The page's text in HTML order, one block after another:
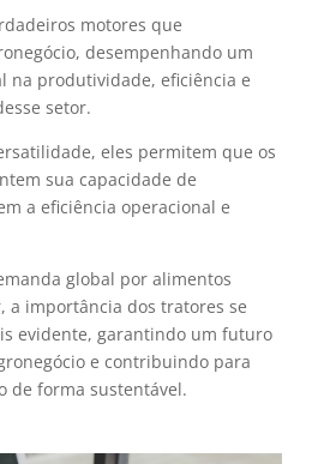
motores que
desempenhando um
na produtividade, eficiência e
setor.
eles permitem que os
sua capacidade de
a eficiência operacional e
global por alimentos
a importância dos tratores se
evidente, garantindo um futuro
e contribuindo para
de forma sustentável.